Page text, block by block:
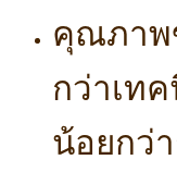
คุณภาพ
กว่าเท
น้อยกว่